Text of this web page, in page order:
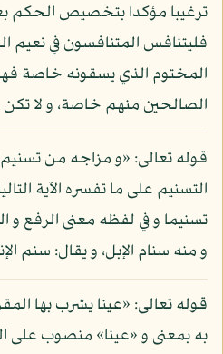
ترغيبا مؤكدا بتخصيص الحكم
فليتنافس المتنافسون في نعيم
المختوم الذي يسقونه خاصة
الصالحين منهم خاصة، و لا تكن
قوله تعالى: «و مزاجه من
التسنيم على ما تفسره الآية
تسنيما و في لفظه معنى الرفع
و منه سنام الإبل، و يقال: سنم
قوله تعالى: «عينا يشرب بها
به بمعنى و «عينا» منصوب على